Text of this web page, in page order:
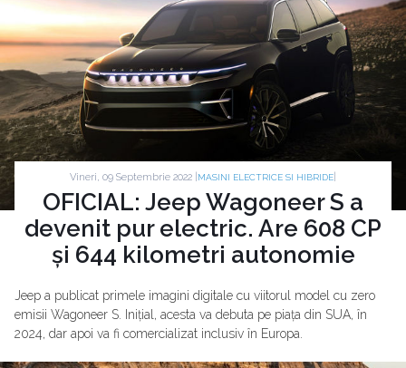
Vineri, 09 Septembrie 2022 | MASINI ELECTRICE SI HIBRIDE
OFICIAL: Jeep Wagoneer S a
devenit pur electric. Are 608 CP
și 644 kilometri autonomie
Jeep a publicat primele imagini digitale cu viitorul model cu zero
emisii Wagoneer S. Inițial, acesta va debuta pe piața din SUA, în
2024, dar apoi va fi comercializat inclusiv în Europa.